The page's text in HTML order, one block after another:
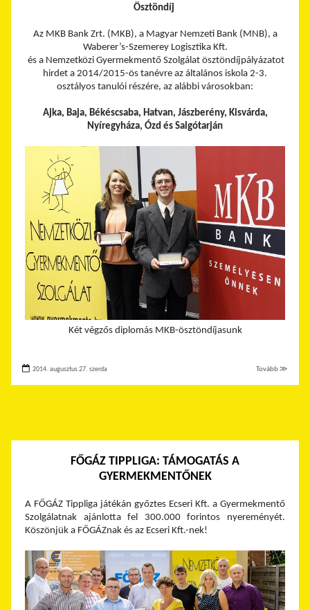
Ösztöndíj
Az MKB Bank Zrt. (MKB), a Magyar Nemzeti Bank (MNB), a
Waberer’s-Szemerey Logisztika Kft.
és a Nemzetközi Gyermekmentő Szolgálat ösztöndíjpályázatot
hirdet a 2014/2015-ös tanévre az általános iskola 2-3.
osztályos tanulói részére, az alábbi városokban:
Ajka, Baja, Békéscsaba, Hatvan, Jászberény, Kisvárda,
Nyíregyháza, Ózd és Salgótarján
Két végzős diplomás MKB-ösztöndíjasunk
2014. augusztus 27. szerda Tovább ≫
FŐGÁZ TIPPLIGA: TÁMOGATÁS A
GYERMEKMENTŐNEK
A FŐGÁZ Tippliga játékán győztes Ecseri Kft. a Gyermekmentő
Szolgálatnak ajánlotta fel 300.000 forintos nyereményét.
Köszönjük a FŐGÁZnak és az Ecseri Kft.-nek!